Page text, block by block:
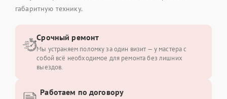
габаритную технику.
Срочный ремонт
Мы устраняем поломку за один визит — у мастера с
собой всё необходимое для ремонта без лишних
выездов.
Работаем по договору